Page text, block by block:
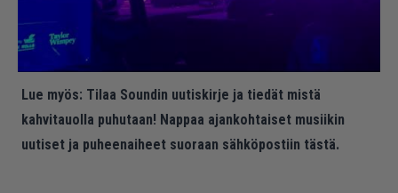
Lue myös: Tilaa Soundin uutiskirje ja tiedät mistä
kahvitauolla puhutaan! Nappaa ajankohtaiset musiikin
uutiset ja puheenaiheet suoraan sähköpostiin tästä.